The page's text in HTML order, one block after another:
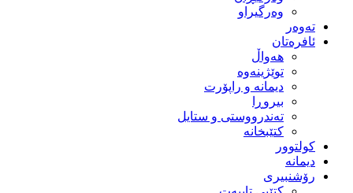
وەرگیراو
تەوەر
ئافرەتان
هەواڵ
توێژینەوە
دیمانە و راپۆرت
بیروڕا
تەندرووستی و ستایل
کتێبخانە
کولتوور
دیمانە
رۆشنبیری